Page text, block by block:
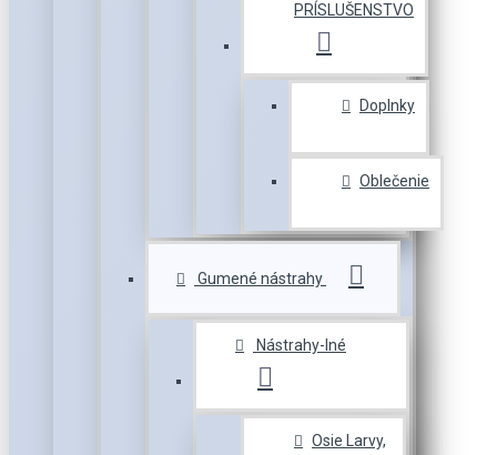
PRÍSLUŠENSTVO
Doplnky
Oblečenie
Gumené nástrahy
Nástrahy-Iné
Osie Larvy,